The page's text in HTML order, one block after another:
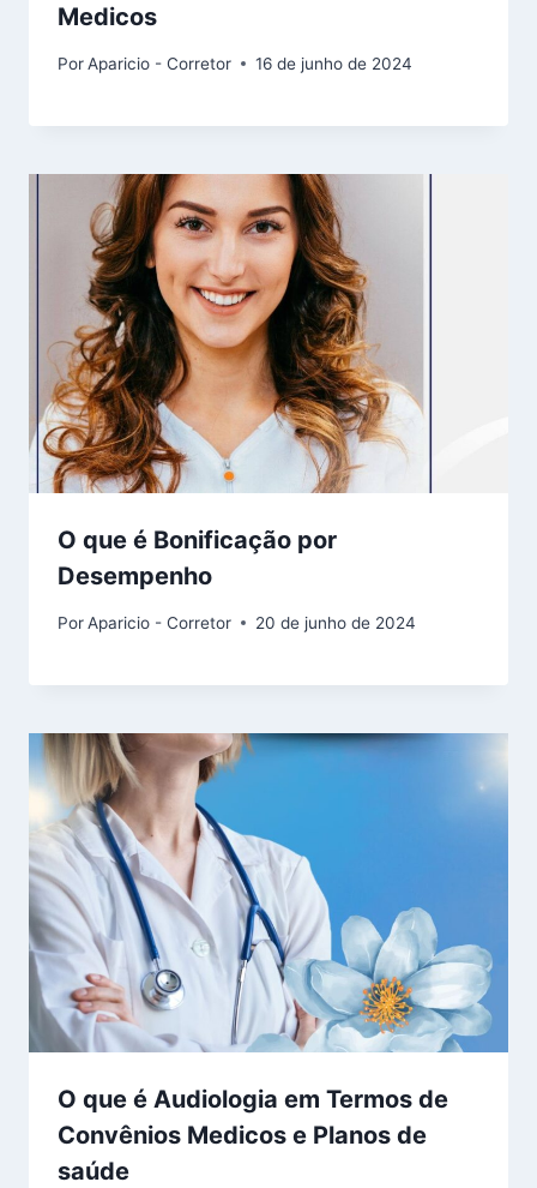
Medicos
PorAparicio - Corretor 16 de junho de 2024
O que é Bonificação por
Desempenho
PorAparicio - Corretor 20 de junho de 2024
O que é Audiologia em Termos de
Convênios Medicos e Planos de
saúde